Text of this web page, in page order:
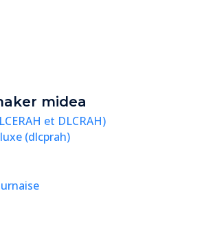
midea
et DLCRAH)
(dlcprah)